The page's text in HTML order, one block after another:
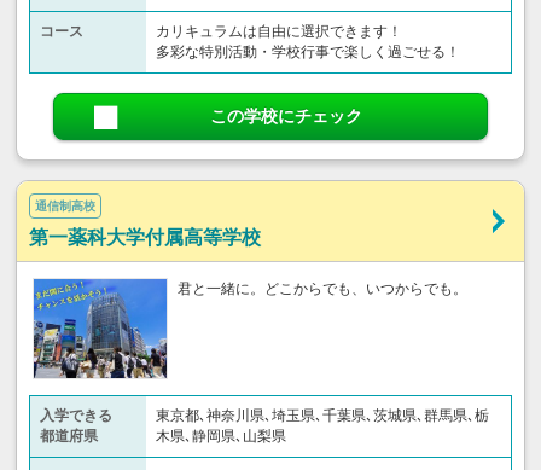
コース
カリキュラムは自由に選択できます！
多彩な特別活動・学校行事で楽しく過ごせる！
この学校にチェック
通信制高校
第一薬科大学付属高等学校
君と一緒に。どこからでも、いつからでも。
入学できる
都道府県
東京都､神奈川県､埼玉県､千葉県､茨城県､群馬県､栃
木県､静岡県､山梨県